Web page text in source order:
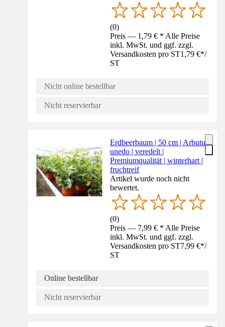
(0)
Preis — 1,79 € * Alle Preise
inkl. MwSt. und ggf. zzgl.
Versandkosten pro ST1,79 €*/
ST
Nicht online bestellbar
Nicht reservierbar
Erdbeerbaum | 50 cm | Arbutus
unedo | veredelt |
Premiumqualität | winterhart |
fruchtreif
Artikel wurde noch nicht
bewertet.
(0)
Preis — 7,99 € * Alle Preise
inkl. MwSt. und ggf. zzgl.
Versandkosten pro ST7,99 €*/
ST
Online bestellbar
Nicht reservierbar